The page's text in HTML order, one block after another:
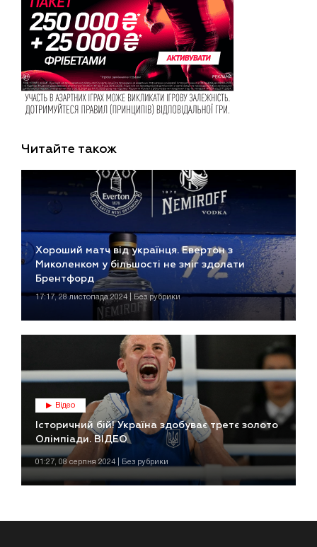
Читайте також
Хороший матч від українця. Евертон з
Миколенком у більшості не зміг здолати
Брентфорд
17:17, 28 листопада 2024 | Без рубрики
Відео
Історичний бій! Україна здобуває третє золото
Олімпіади. ВІДЕО
01:27, 08 серпня 2024 | Без рубрики